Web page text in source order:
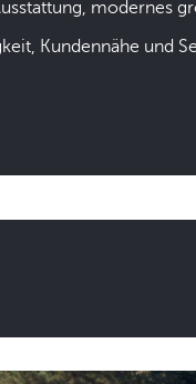
modernes
Kundennähe und